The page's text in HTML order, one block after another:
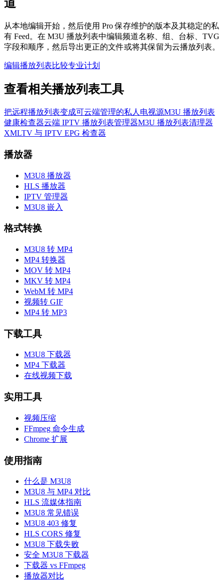
道
从本地编辑开始，然后使用 Pro 保存维护的版本及其稳定的私
有 Feed。在 M3U 播放列表中编辑频道名称、组、台标、TVG
字段和顺序，然后导出更正的文件或将其保留为云播放列表。
编辑播放列表比较专业计划
查看相关播放列表工具
把远程播放列表变成可云端管理的私人电视源M3U 播放列表
健康检查器云端 IPTV 播放列表管理器M3U 播放列表清理器
XMLTV 与 IPTV EPG 检查器
播放器
M3U8 播放器
HLS 播放器
IPTV 管理器
M3U8 嵌入
格式转换
M3U8 转 MP4
MP4 转换器
MOV 转 MP4
MKV 转 MP4
WebM 转 MP4
视频转 GIF
MP4 转 MP3
下载工具
M3U8 下载器
MP4 下载器
在线视频下载
实用工具
视频压缩
FFmpeg 命令生成
Chrome 扩展
使用指南
什么是 M3U8
M3U8 与 MP4 对比
HLS 流媒体指南
M3U8 常见错误
M3U8 403 修复
HLS CORS 修复
M3U8 下载失败
安全 M3U8 下载器
下载器 vs FFmpeg
播放器对比